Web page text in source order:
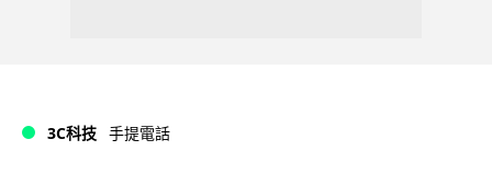
3C科技 手提電話